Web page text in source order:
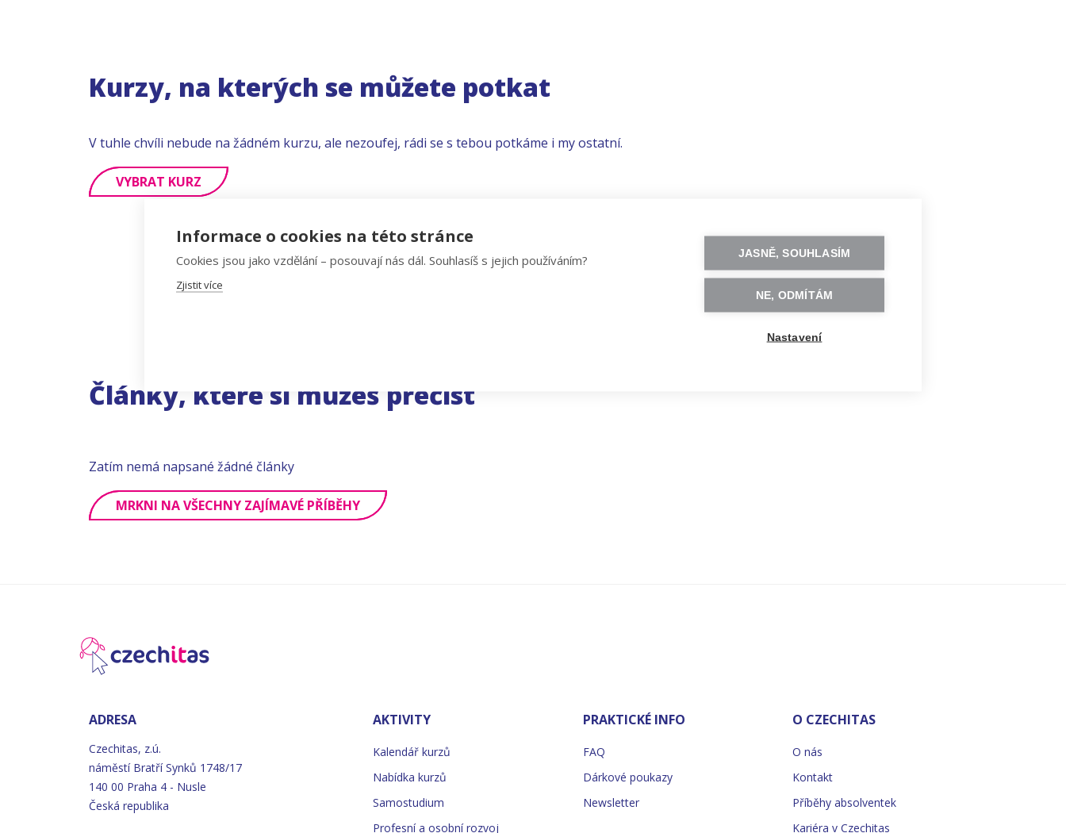
Kurzy, na kterých se můžete potkat
V tuhle chvíli nebude na žádném kurzu, ale nezoufej, rádi se s tebou potkáme i my ostatní.
VYBRAT KURZ
Články, které si můžeš přečíst
Zatím nemá napsané žádné články
MRKNI NA VŠECHNY ZAJÍMAVÉ PŘÍBĚHY
ADRESA
Czechitas, z.ú.
náměstí Bratří Synků 1748/17
140 00 Praha 4 - Nusle
Česká republika
AKTIVITY
Kalendář kurzů
Nabídka kurzů
Samostudium
Profesní a osobní rozvoj
PRAKTICKÉ INFO
FAQ
Dárkové poukazy
Newsletter
O CZECHITAS
O nás
Kontakt
Příběhy absolventek
Kariéra v Czechitas
Informace o cookies na této stránce
Cookies jsou jako vzdělání – posouvají nás dál. Souhlasíš s jejich používáním?
Zjistit více
JASNĚ, SOUHLASÍM
NE, ODMÍTÁM
Nastavení